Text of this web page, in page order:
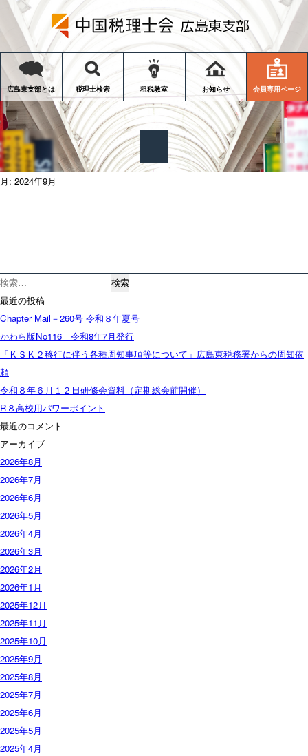
広島東支部とは 税理士検索 租税教室 お知らせ 会員専用ページ
月: 2024年9月
検
索:
最近の投稿
Chapter Mail－260号 令和８年夏号
かわら版No116 令和8年7月発行
「ＫＳＫ２移行に伴う各種周知事項等について」広島東税務署からの周知依
頼
令和８年６月１２日研修会資料（定期総会前開催）
R８高校用パワーポイント
最近のコメント
アーカイブ
2026年8月
2026年7月
2026年6月
2026年5月
2026年4月
2026年3月
2026年2月
2026年1月
2025年12月
2025年11月
2025年10月
2025年9月
2025年8月
2025年7月
2025年6月
2025年5月
2025年4月